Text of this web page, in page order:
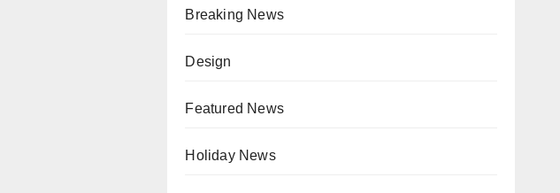
Breaking News
Design
Featured News
Holiday News